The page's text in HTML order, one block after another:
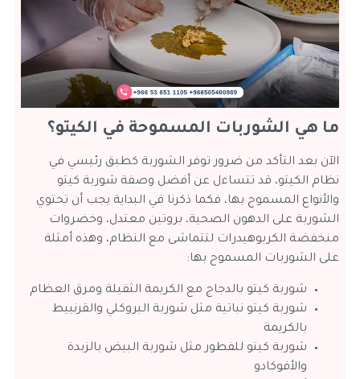
ما هي الشوربات المسموحة في الكيتو؟
الآن بعد التأكد من ضرور توفر الشوربة كطبق رئيسي في
نظام الكيتو، قد تتساءل عن أفضل وصفة شوربة كيتو
والأنواع المسموح بها، فكما ذكرنا في البداية يجب أن تحتوي
الشوربة على الدهون الصحية، بروتين معتدل، وخضروات
منخفضة الكربوهيدرات لتتماشى مع النظام، وهذه أمثلة
على الشوربات المسموح بها:
شوربة كيتو بالدجاج مع الكريمة الثقيلة ومرق العظام
شوربة كيتو نباتية مثل شوربة البروكلي والقرنبيط
بالكريمة
شوربة كيتو للفطور مثل شوربة البيض بالزبدة
والأفوكادو